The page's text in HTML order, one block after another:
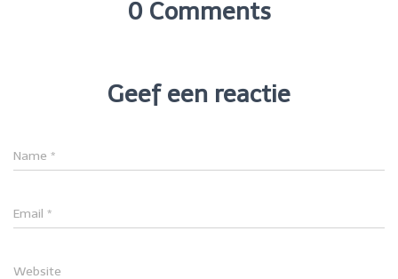
0 Comments
Geef een reactie
Name *
Email *
Website